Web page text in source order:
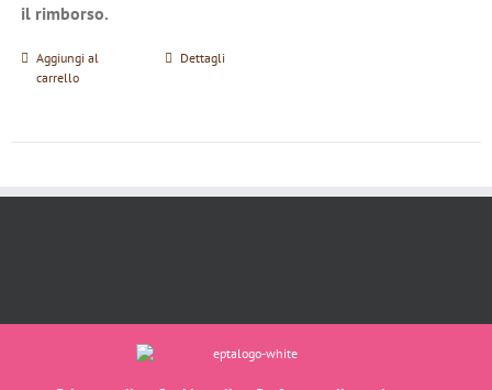
il rimborso.
Aggiungi al
carrello
Dettagli